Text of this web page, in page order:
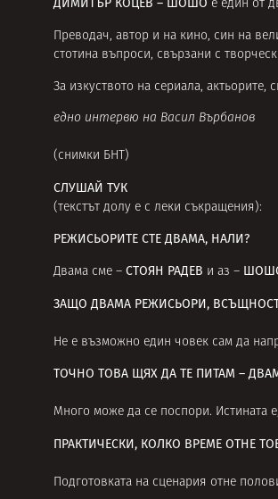
ДИМИТЪР КОЦЕВ – ШОШО е един от
Преводач, автор и на кино, син на
стотина въпроси, свързани с
За изкуството на сериала,
едно интервю на Васил Върбанов
(снимки БНТ )
СЛУШАЙ ТУК
(текстът долу е с леки съкращения):
РЕЖИСЬОРИТЕ СТЕ ДВАМА, НАЛИ?
Двама сме – СТОЯН РАДЕВ и аз –
ЗАЩО ДВАМА РЕЖИСЬОРИ,
Не е възможно един човек сам да
ТОЧНО ТОВА ЩЯХ ДА ТЕ ПИТАМ –
Много може да се поспори. Истината
ПРАКТИЧЕСКИ, КОЛКО ВРЕМЕ ОТНЕ
Подготовката на сценария отне